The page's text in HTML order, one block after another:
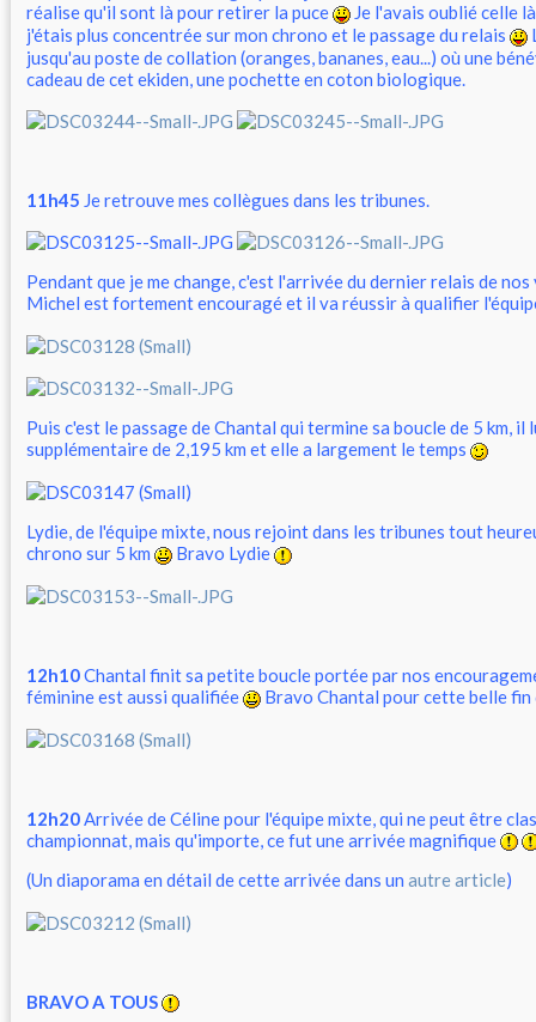
réalise qu'il sont là pour retirer la puce
Je l'avais oublié celle
j'étais plus concentrée sur mon chrono et le passage du relais
jusqu'au poste de collation (oranges, bananes, eau...) où une
cadeau de cet ekiden, une pochette en coton biologique.
11h45 Je retrouve mes collègues dans les tribunes.
Pendant que je me change, c'est l'arrivée du dernier relais de nos
Michel est fortement encouragé et il va réussir à qualifier
Puis c'est le passage de Chantal qui termine sa boucle de 5 km,
supplémentaire de 2,195 km et elle a largement le temps
Lydie, de l'équipe mixte, nous rejoint dans les tribunes tout
chrono sur 5 km
Bravo Lydie
12h10Chantal finit sa petite boucle portée par nos
féminine est aussi qualifiée
Bravo Chantal pour cette belle
12h20Arrivée de Céline pour l'équipe mixte, qui ne peut être
championnat, mais qu'importe, ce fut une arrivée magnifique
(Un diaporama en détail de cette arrivée dans un autre article)
BRAVO A TOUS